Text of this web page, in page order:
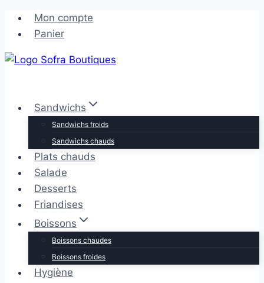
Aller
contenu
Aller
contenu
Mon compte
Panier
Sandwichs
Sandwichs froids
Sandwichs chauds
Plats chauds
Salade
Desserts
Friandises
Boissons
Boissons chaudes
Boissons froides
Hygiène